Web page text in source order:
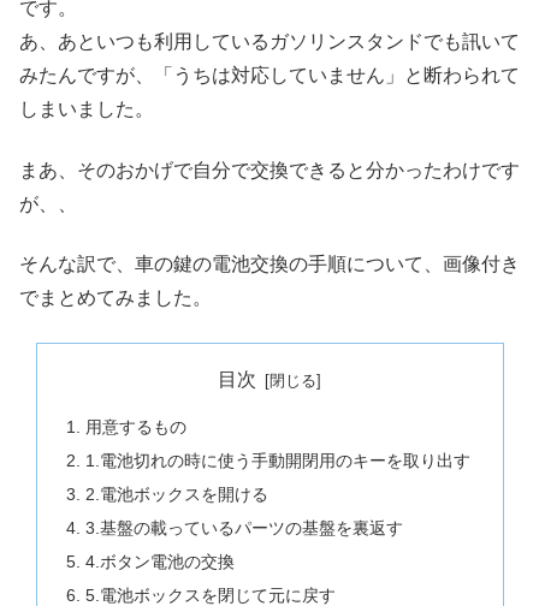
です。
あ、あといつも利用しているガソリンスタンドでも訊いて
みたんですが、「うちは対応していません」と断わられて
しまいました。
まあ、そのおかげで自分で交換できると分かったわけです
が、、
そんな訳で、車の鍵の電池交換の手順について、画像付き
でまとめてみました。
目次
用意するもの
1.電池切れの時に使う手動開閉用のキーを取り出す
2.電池ボックスを開ける
3.基盤の載っているパーツの基盤を裏返す
4.ボタン電池の交換
5.電池ボックスを閉じて元に戻す